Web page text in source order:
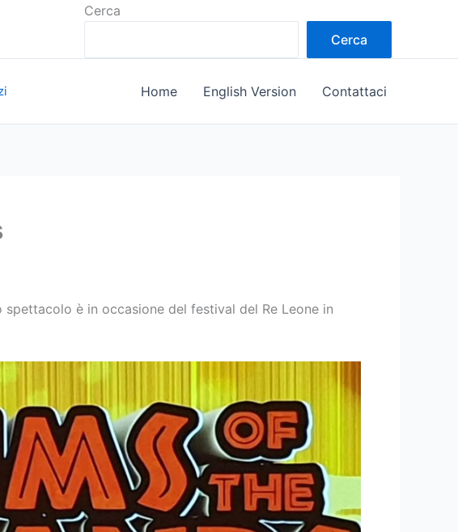
Cerca
Cerca
Home English Version Contattaci
è in occasione del festival del Re Leone in